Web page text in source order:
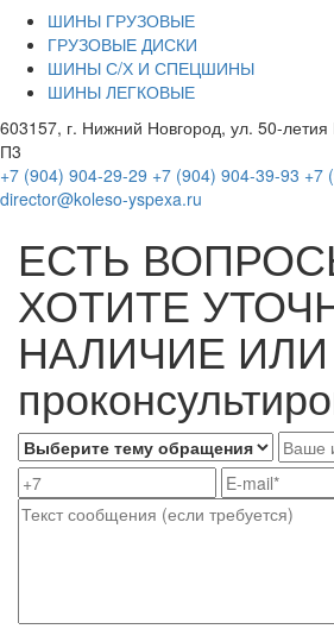
ШИНЫ ГРУЗОВЫЕ
ГРУЗОВЫЕ ДИСКИ
ШИНЫ С/Х И СПЕЦШИНЫ
ШИНЫ ЛЕГКОВЫЕ
603157, г. Нижний Новгород, ул. 50-
П3
+7 (904) 904-29-29 +7 (904) 904-39-93 +7
director@koleso-yspexa.ru
ЕСТЬ
ХОТИТЕ
НАЛИЧИЕ ИЛИ